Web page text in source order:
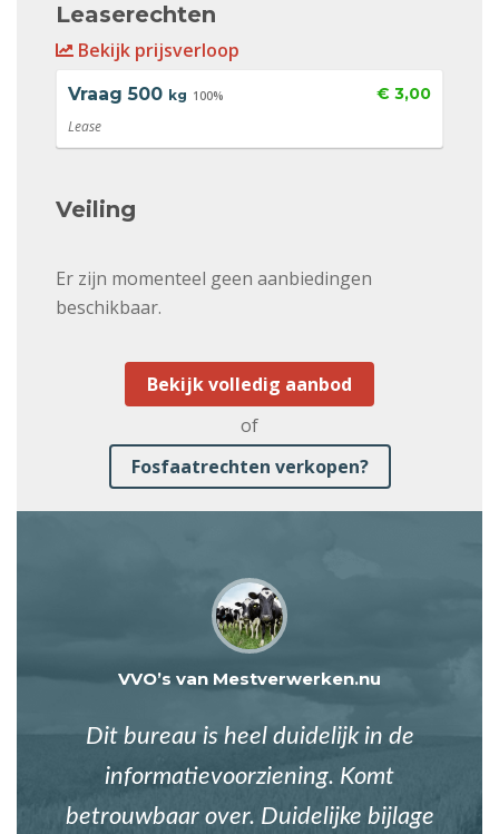
Leaserechten
Bekijk prijsverloop
Vraag 500 kg 100% € 3,00
Lease
Veiling
Er zijn momenteel geen aanbiedingen
beschikbaar.
Bekijk volledig aanbod
of
Fosfaatrechten verkopen?
VVO’s van Mestverwerken.nu
Dit bureau is heel duidelijk in de
informatievoorziening. Komt
betrouwbaar over. Duidelijke bijlage